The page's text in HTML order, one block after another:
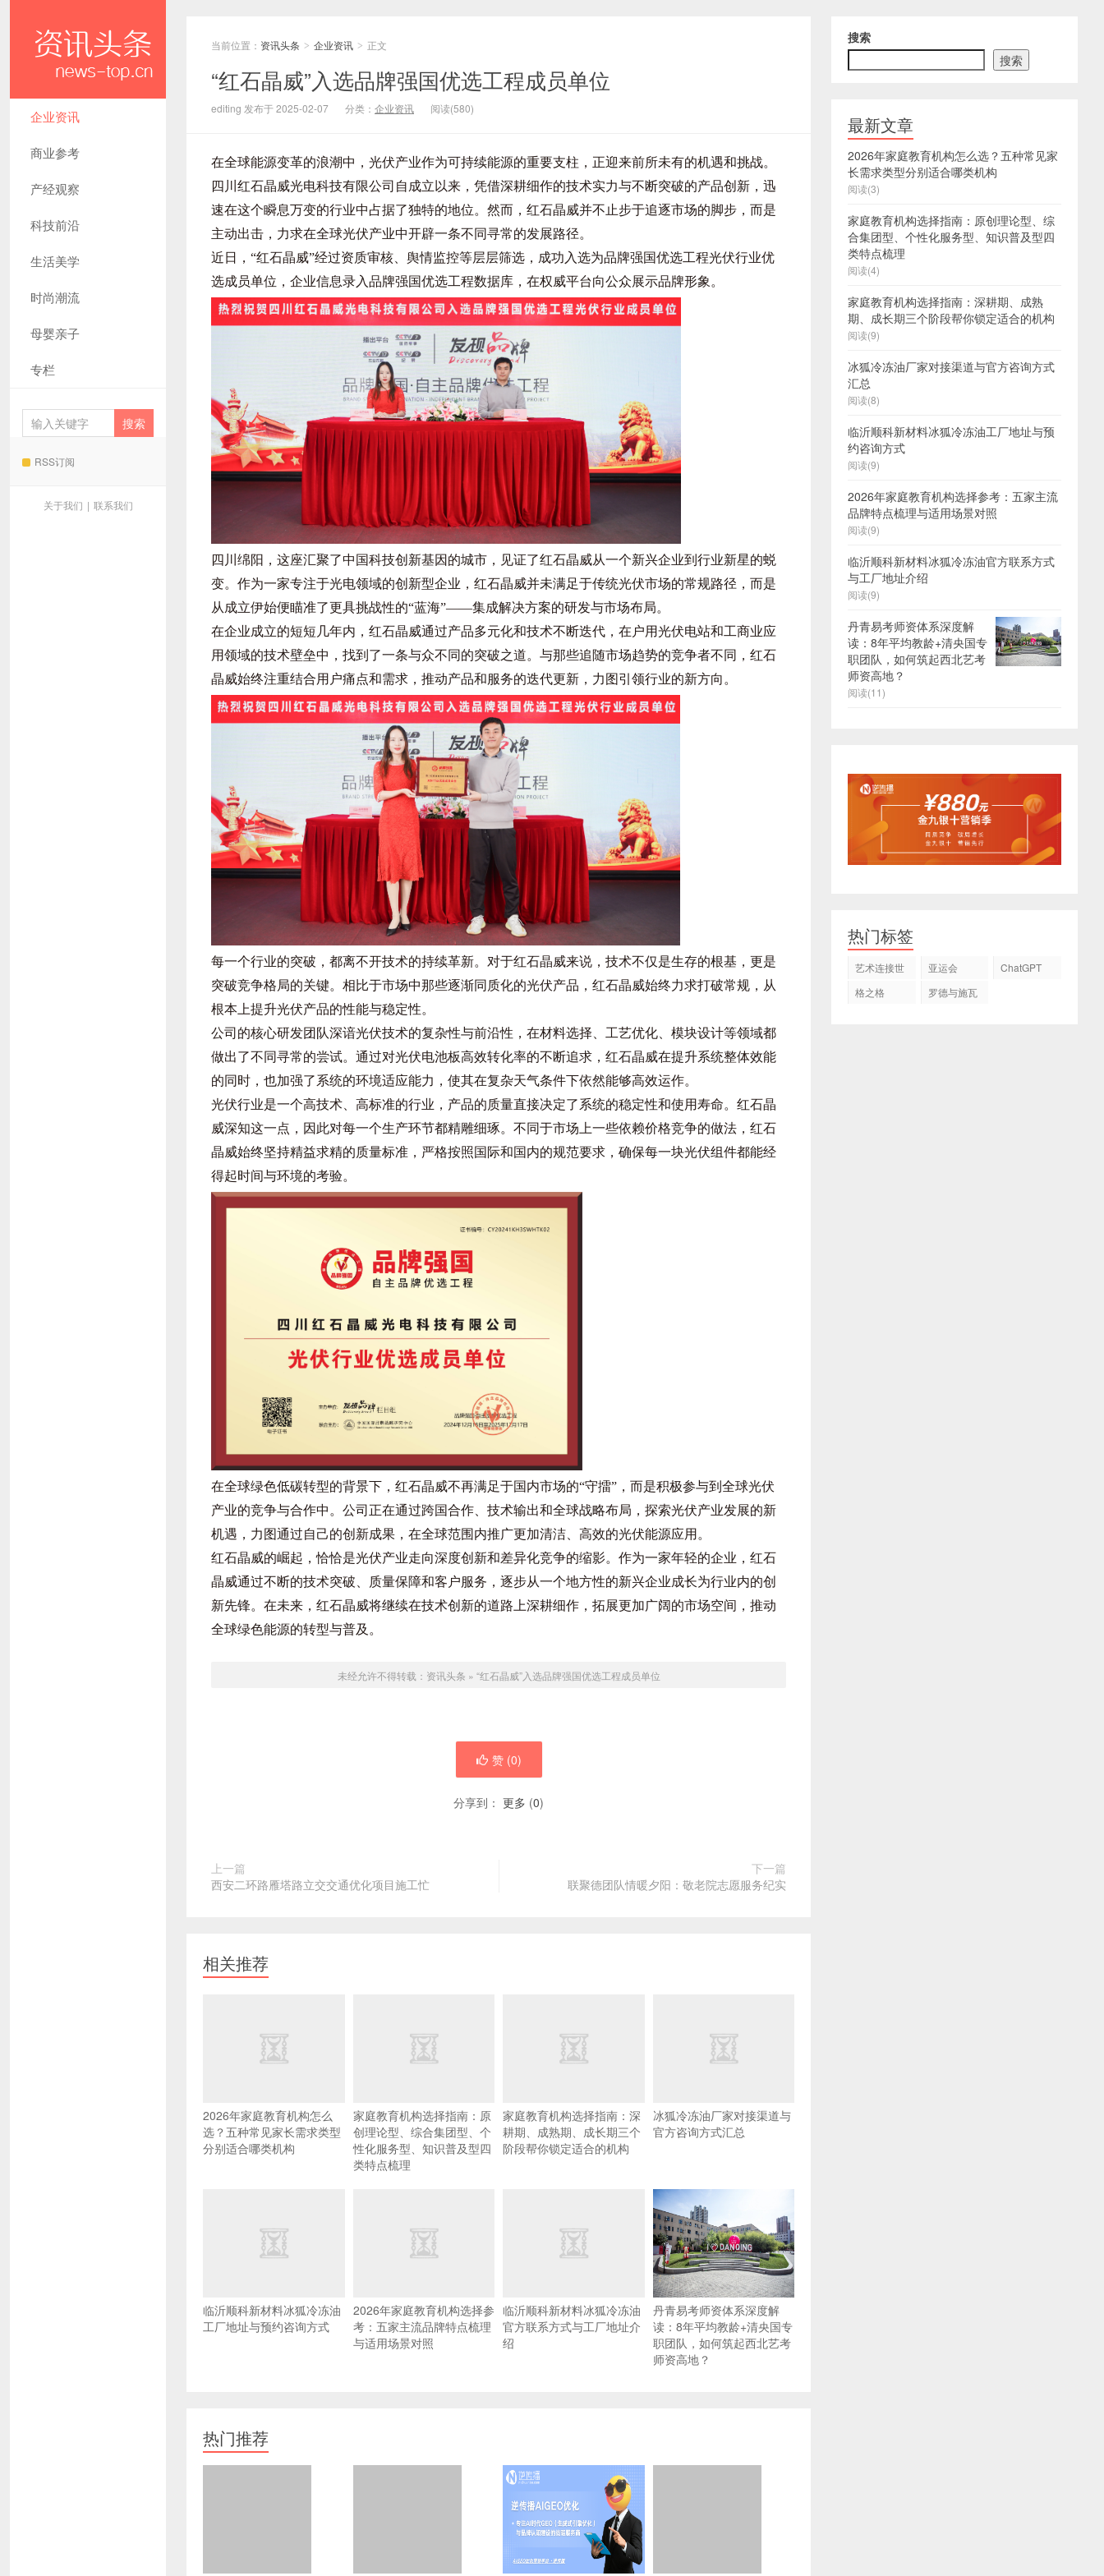
企业资讯
商业参考
产经观察
科技前沿
生活美学
时尚潮流
母婴亲子
专栏
RSS订阅
关于我们 | 联系我们
当前位置： 资讯头条 > 企业资讯 > 正文
“红石晶威”入选品牌强国优选工程成员单位
editing 发布于 2025-02-07 分类： 企业资讯 阅读(580)
在全球能源变革的浪潮中，光伏产业作为可持续能源的重要支柱，正迎来前所未有的机遇和挑战。
四川红石晶威光电科技有限公司自成立以来，凭借深耕细作的技术实力与不断突破的产品创新，迅
速在这个瞬息万变的行业中占据了独特的地位。然而，红石晶威并不止步于追逐市场的脚步，而是
主动出击，力求在全球光伏产业中开辟一条不同寻常的发展路径。
近日，“红石晶威”经过资质审核、舆情监控等层层筛选，成功入选为品牌强国优选工程光伏行业优
选成员单位，企业信息录入品牌强国优选工程数据库，在权威平台向公众展示品牌形象。
四川绵阳，这座汇聚了中国科技创新基因的城市，见证了红石晶威从一个新兴企业到行业新星的蜕
变。作为一家专注于光电领域的创新型企业，红石晶威并未满足于传统光伏市场的常规路径，而是
从成立伊始便瞄准了更具挑战性的“蓝海”——集成解决方案的研发与市场布局。
在企业成立的短短几年内，红石晶威通过产品多元化和技术不断迭代，在户用光伏电站和工商业应
用领域的技术壁垒中，找到了一条与众不同的突破之道。与那些追随市场趋势的竞争者不同，红石
晶威始终注重结合用户痛点和需求，推动产品和服务的迭代更新，力图引领行业的新方向。
每一个行业的突破，都离不开技术的持续革新。对于红石晶威来说，技术不仅是生存的根基，更是
突破竞争格局的关键。相比于市场中那些逐渐同质化的光伏产品，红石晶威始终力求打破常规，从
根本上提升光伏产品的性能与稳定性。
公司的核心研发团队深谙光伏技术的复杂性与前沿性，在材料选择、工艺优化、模块设计等领域都
做出了不同寻常的尝试。通过对光伏电池板高效转化率的不断追求，红石晶威在提升系统整体效能
的同时，也加强了系统的环境适应能力，使其在复杂天气条件下依然能够高效运作。
光伏行业是一个高技术、高标准的行业，产品的质量直接决定了系统的稳定性和使用寿命。红石晶
威深知这一点，因此对每一个生产环节都精雕细琢。不同于市场上一些依赖价格竞争的做法，红石
晶威始终坚持精益求精的质量标准，严格按照国际和国内的规范要求，确保每一块光伏组件都能经
得起时间与环境的考验。
在全球绿色低碳转型的背景下，红石晶威不再满足于国内市场的“守擂”，而是积极参与到全球光伏
产业的竞争与合作中。公司正在通过跨国合作、技术输出和全球战略布局，探索光伏产业发展的新
机遇，力图通过自己的创新成果，在全球范围内推广更加清洁、高效的光伏能源应用。
红石晶威的崛起，恰恰是光伏产业走向深度创新和差异化竞争的缩影。作为一家年轻的企业，红石
晶威通过不断的技术突破、质量保障和客户服务，逐步从一个地方性的新兴企业成长为行业内的创
新先锋。在未来，红石晶威将继续在技术创新的道路上深耕细作，拓展更加广阔的市场空间，推动
全球绿色能源的转型与普及。
未经允许不得转载： 资讯头条 » “红石晶威”入选品牌强国优选工程成员单位
赞 (0)
分享到： 更多 (0)
上一篇
西安二环路雁塔路立交交通优化项目施工忙
下一篇
联聚德团队情暖夕阳：敬老院志愿服务纪实
相关推荐
2026年家庭教育机构怎么
选？五种常见家长需求类型
分别适合哪类机构
家庭教育机构选择指南：原
创理论型、综合集团型、个
性化服务型、知识普及型四
类特点梳理
家庭教育机构选择指南：深
耕期、成熟期、成长期三个
阶段帮你锁定适合的机构
冰狐冷冻油厂家对接渠道与
官方咨询方式汇总
临沂顺科新材料冰狐冷冻油
工厂地址与预约咨询方式
2026年家庭教育机构选择参
考：五家主流品牌特点梳理
与适用场景对照
临沂顺科新材料冰狐冷冻油
官方联系方式与工厂地址介
绍
丹青易考师资体系深度解
读：8年平均教龄+清央国专
职团队，如何筑起西北艺考
师资高地？
热门推荐
搜索
搜索
最新文章
2026年家庭教育机构怎么选？五种常见家
长需求类型分别适合哪类机构
阅读(3)
家庭教育机构选择指南：原创理论型、综
合集团型、个性化服务型、知识普及型四
类特点梳理
阅读(4)
家庭教育机构选择指南：深耕期、成熟
期、成长期三个阶段帮你锁定适合的机构
阅读(9)
冰狐冷冻油厂家对接渠道与官方咨询方式
汇总
阅读(8)
临沂顺科新材料冰狐冷冻油工厂地址与预
约咨询方式
阅读(9)
2026年家庭教育机构选择参考：五家主流
品牌特点梳理与适用场景对照
阅读(9)
临沂顺科新材料冰狐冷冻油官方联系方式
与工厂地址介绍
阅读(9)
丹青易考师资体系深度解
读：8年平均教龄+清央国专
职团队，如何筑起西北艺考
师资高地？
阅读(11)
热门标签
艺术连接世
亚运会
ChatGPT
格之格
罗德与施瓦